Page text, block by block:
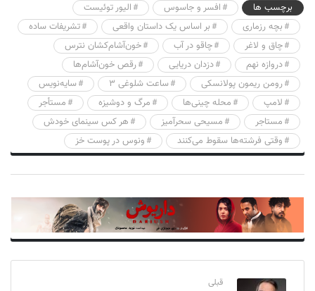
برچسب ها
افسر و جاسوس
الیور توئیست
بچه رزماری
بر اساس یک داستان واقعی
تشریفات ساده
چاق و لاغر
چاقو در آب
خون‌آشام‌کشان نترس
دروازه نهم
دزدان دریایی
رقص خون‌آشام‌ها
رومن ریمون پولانسکی
ساعت شلوغی ۳
سایه‌نویس
لامپ
محله چینی‌ها مرگ و دوشیزه
مستأجر
مستاجر
مسیحی سحرآمیز
هر کس سینمای خودش
وقتی فرشته‌ها سقوط می‌کنند
ونوس در پوست خز
قبلی